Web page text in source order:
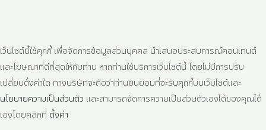
เว็บไซต์นี้ใช้คุกกี้ เพื่อจัดการข้อมูลส่วนบุคคล นำเสนอประสบการณ์คอนเทนต์
และโฆษณาที่ดีที่สุดให้กับท่าน หากท่านใช้บริการเว็บไซต์นี้ โดยไม่มีการปรับ
เปลี่ยนตั้งค่าใด ทางบริษัทจะถือว่าท่านยินยอมที่จะรับคุกกี้บนเว็บไซต์และ
นโยบายความเป็นส่วนตัว และสามารถจัดการความเป็นส่วนตัวเองได้ของคุณได้
เองโดยคลิกที่ ตั้งค่า